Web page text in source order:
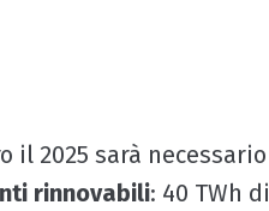
il 2025 sarà necessario
rinnovabili: 40 TWh di